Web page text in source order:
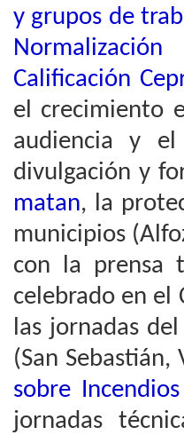
y grupos de
Normalización
Calificación
el crecimiento
audiencia y
divulgación y
matan, la
municipios
con la prensa
celebrado en el
las jornadas
(San
sobre
jornadas